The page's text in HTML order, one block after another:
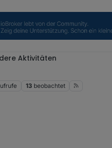
Aktivitäten
13 beobachtet